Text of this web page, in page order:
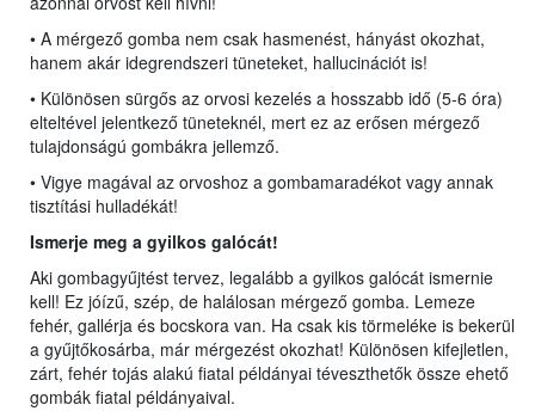
• A mérgező gomba nem csak hasmenést, hányást okozhat,
hanem akár idegrendszeri tüneteket, hallucinációt is!
• Különösen sürgős az orvosi kezelés a hosszabb idő (5-6 óra)
elteltével jelentkező tüneteknél, mert ez az erősen mérgező
tulajdonságú gombákra jellemző.
• Vigye magával az orvoshoz a gombamaradékot vagy annak
tisztítási hulladékát!
Ismerje meg a gyilkos galócát!
Aki gombagyűjtést tervez, legalább a gyilkos galócát ismernie
kell! Ez jóízű, szép, de halálosan mérgező gomba. Lemeze
fehér, gallérja és bocskora van. Ha csak kis törmeléke is bekerül
a gyűjtőkosárba, már mérgezést okozhat! Különösen kifejletlen,
zárt, fehér tojás alakú fiatal példányai téveszthetők össze ehető
gombák fiatal példányaival.